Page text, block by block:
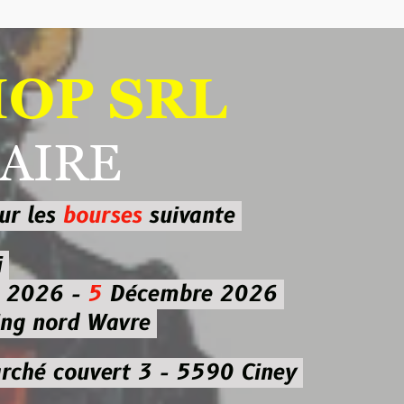
SRL
suivante
5Décembre 2026
Wavre
3 - 5590 Ciney